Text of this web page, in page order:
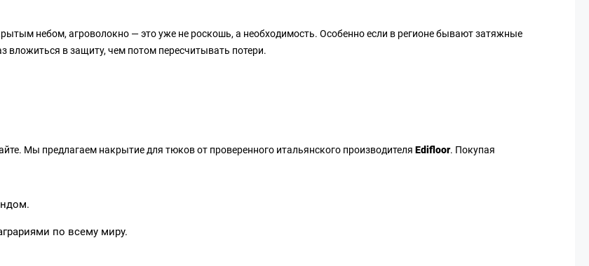
небом, агроволокно — это уже не роскошь, а необходимость. Особенно если в регионе бывают затяжные
вложиться в защиту, чем потом пересчитывать потери.
Мы предлагаем накрытие для тюков от проверенного итальянского производителя Edifloor. Покупая
по всему миру.